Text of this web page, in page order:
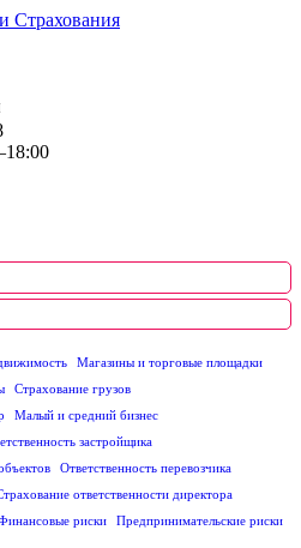
Магазины и торговые площадки
Страхование грузов
Малый и средний бизнес
застройщика
Ответственность перевозчика
ответственности директора
риски
Предпринимательские риски